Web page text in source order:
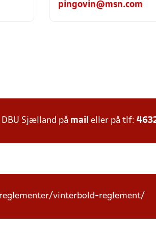
pingovin@msn.com
Sjælland på mail eller på tlf:
vinterbold-reglement/